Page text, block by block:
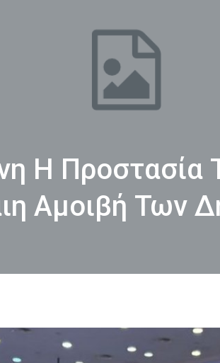
Η Προστασία
Αμοιβή Των